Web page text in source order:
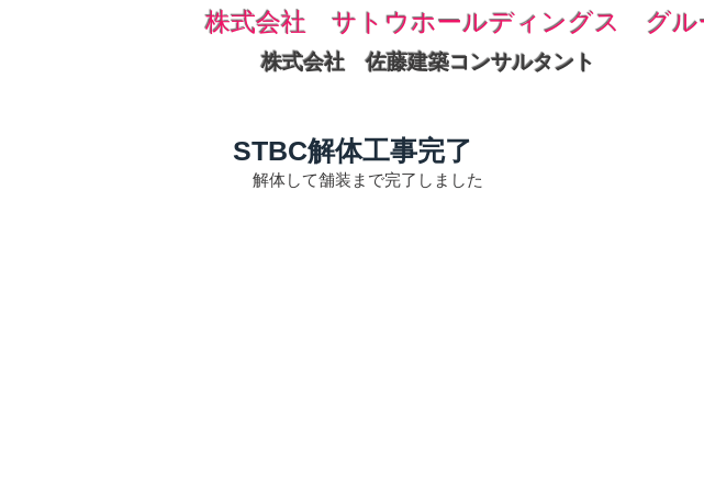
株式会社 サトウホールディングス グル
株式会社 佐藤建築コンサルタント
STBC解体工事完了
解体して舗装まで完了しました